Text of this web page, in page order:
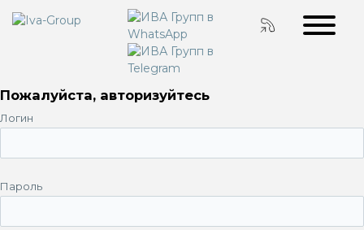
Пожалуйста, авторизуйтесь
Логин
Пароль